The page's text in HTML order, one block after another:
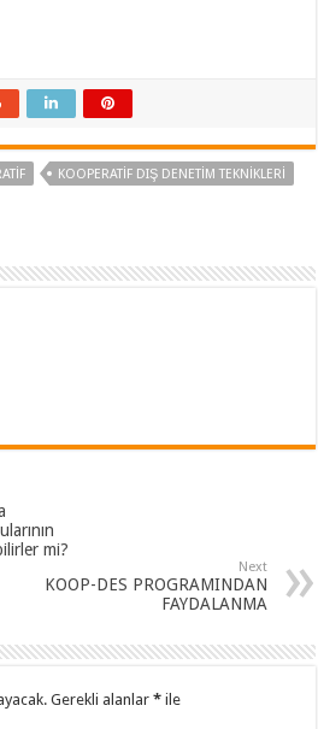
KOOPERATİF DIŞ DENETİM TEKNİKLERİ
mi?
Next
KOOP-DES PROGRAMINDAN
FAYDALANMA
Gerekli alanlar* ile